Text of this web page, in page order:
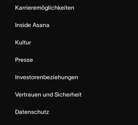
Karrieremöglichkeiten
Inside Asana
Kultur
Presse
Investorenbeziehungen
Vertrauen und Sicherheit
Datenschutz